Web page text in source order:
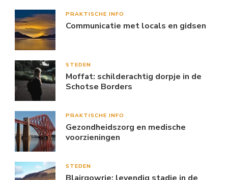
PRAKTISCHE INFO
Communicatie met locals en gidsen
STEDEN
Moffat: schilderachtig dorpje in de
Schotse Borders
PRAKTISCHE INFO
Gezondheidszorg en medische
voorzieningen
STEDEN